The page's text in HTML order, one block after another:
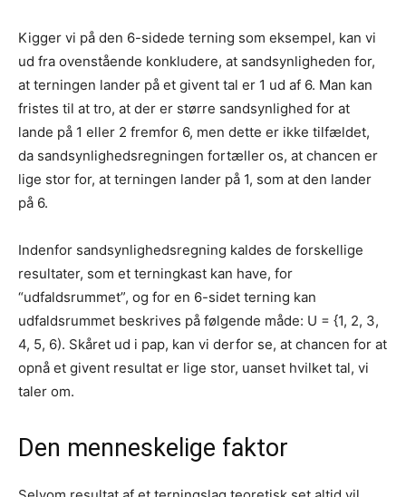
Kigger vi på den 6-sidede terning som eksempel, kan vi
ud fra ovenstående konkludere, at sandsynligheden for,
at terningen lander på et givent tal er 1 ud af 6. Man kan
fristes til at tro, at der er større sandsynlighed for at
lande på 1 eller 2 fremfor 6, men dette er ikke tilfældet,
da sandsynlighedsregningen fortæller os, at chancen er
lige stor for, at terningen lander på 1, som at den lander
på 6.
Indenfor sandsynlighedsregning kaldes de forskellige
resultater, som et terningkast kan have, for
“udfaldsrummet”, og for en 6-sidet terning kan
udfaldsrummet beskrives på følgende måde: U = {1, 2, 3,
4, 5, 6). Skåret ud i pap, kan vi derfor se, at chancen for at
opnå et givent resultat er lige stor, uanset hvilket tal, vi
taler om.
Den menneskelige faktor